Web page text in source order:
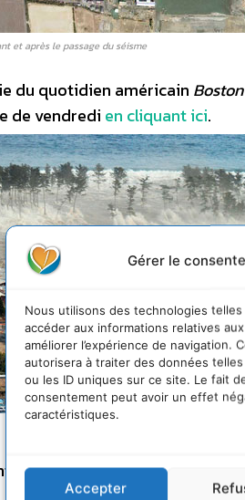
Gérer le
Nous utilisons des technologies
accéder aux informations relatives
améliorer l’expérience de navigation.
autorisera à traiter des données
ou les ID uniques sur ce site. Le fait
consentement peut avoir un effet
caractéristiques.
Accepter
et après le passage du séisme
du quotidien américain
de vendredi en cliquant ici.
Sendai avant et après le